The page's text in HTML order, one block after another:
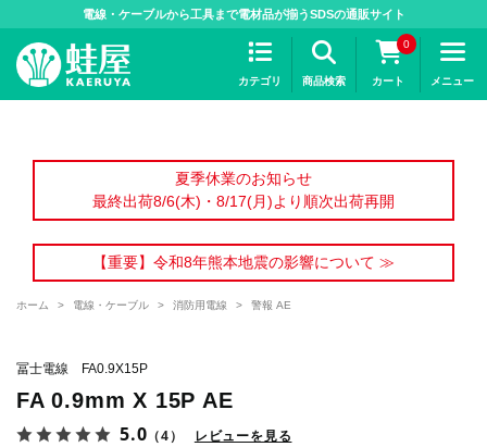
電線・ケーブルから工具まで電材品が揃うSDSの通販サイト
カテゴリ 商品検索
0
カート メニュー
夏季休業のお知らせ
最終出荷8/6(木)・8/17(月)より順次出荷再開
【重要】令和8年熊本地震の影響について ≫
ホーム > 電線・ケーブル > 消防用電線 > 警報 AE
冨士電線 FA0.9X15P
FA 0.9mm X 15P AE
5.0 （4） レビューを見る